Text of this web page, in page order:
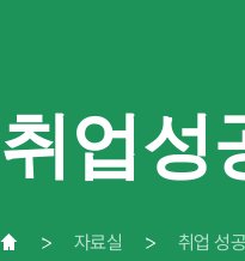
취업성
자료실 취업 성